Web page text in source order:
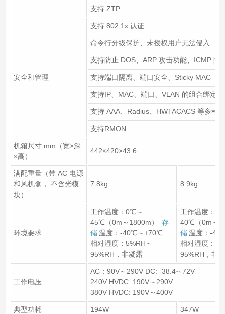
支持 ZTP
安全和管理
支持 802.1x 认证
命令行分级保护、未授权用户无法侵入
支持防止 DOS、ARP 攻击功能、ICMP 防
支持端口隔离、端口安全、Sticky MAC
支持IP、MAC、端口、VLAN 的组合绑定
支持 AAA、Radius、HWTACACS 等多种
支持RMON
机箱尺寸 mm（宽×深
×高）
442×420×43.6
满配重量（带 AC 电源
和风机盒， 不含光模
块）
7.8kg 8.9kg
环境要求
工作温度：0℃～
45℃（0m～1800m）
存
储 温度：-40℃～+70℃
相对湿度：5%RH～
95%RH，非凝露
工作温度：
40℃（0m～
储 温度：-
相对湿度：
95%RH，非
工作电压
AC：90V～290V DC: -38.4~-72V
240V HVDC: 190V～290V
380V HVDC: 190V～400V
典型功耗 194W 347W